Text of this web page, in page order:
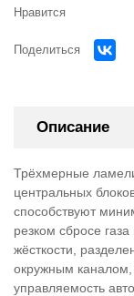
Нравится
Поделиться
Описание
Трёхмерные
центральных
способствуют
резком сбросе
жёсткости,
окружным каналом,
управляемость